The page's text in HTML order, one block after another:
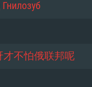
GTX
720p
i5 2.2GHz
Iris Pro
Core 2.4 GHz
660
de 6
才不怕俄联邦呢